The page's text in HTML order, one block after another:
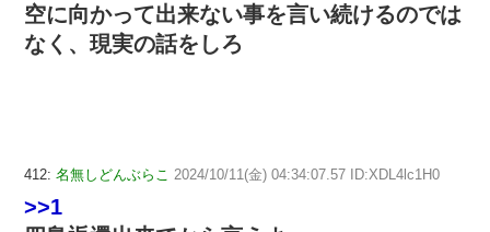
空に向かって出来ない事を言い続けるのでは
なく、現実の話をしろ
412: 名無しどんぶらこ 2024/10/11(金) 04:34:07.57 ID:XDL4lc1H0
>>1